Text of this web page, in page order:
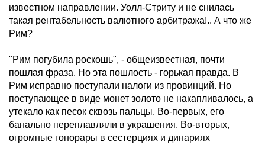
известном направлении. Уолл-Стриту и не снилась
такая рентабельность валютного арбитража!.. А что же
Рим?
"Рим погубила роскошь", - общеизвестная, почти
пошлая фраза. Но эта пошлость - горькая правда. В
Рим исправно поступали налоги из провинций. Но
поступающее в виде монет золото не накапливалось, а
утекало как песок сквозь пальцы. Во-первых, его
банально переплавляли в украшения. Во-вторых,
огромные гонорары в сестерциях и динариях